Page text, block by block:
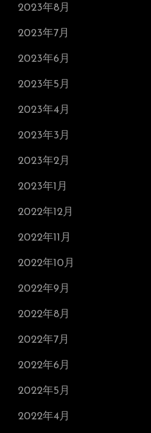
2023年8月
2023年7月
2023年6月
2023年5月
2023年4月
2023年3月
2023年2月
2023年1月
2022年12月
2022年11月
2022年10月
2022年9月
2022年8月
2022年7月
2022年6月
2022年5月
2022年4月